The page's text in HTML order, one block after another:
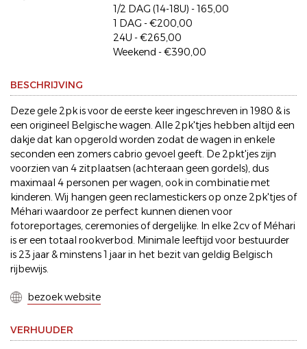
1/2 DAG (14-18U) - 165,00
1 DAG - €200,00
24U - €265,00
Weekend - €390,00
BESCHRIJVING
Deze gele 2pk is voor de eerste keer ingeschreven in 1980 & is
een origineel Belgische wagen. Alle 2pk'tjes hebben altijd een
dakje dat kan opgerold worden zodat de wagen in enkele
seconden een zomers cabrio gevoel geeft. De 2pkt'jes zijn
voorzien van 4 zitplaatsen (achteraan geen gordels), dus
maximaal 4 personen per wagen, ook in combinatie met
kinderen. Wij hangen geen reclamestickers op onze 2pk'tjes of
Méhari waardoor ze perfect kunnen dienen voor
fotoreportages, ceremonies of dergelijke. In elke 2cv of Méhari
is er een totaal rookverbod. Minimale leeftijd voor bestuurder
is 23 jaar & minstens 1 jaar in het bezit van geldig Belgisch
rijbewijs.
bezoek website
VERHUUDER